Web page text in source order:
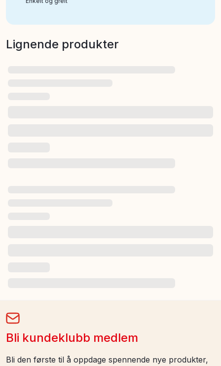
Lignende produkter
Bli kundeklubb medlem
Bli den første til å oppdage spennende nye produkter,